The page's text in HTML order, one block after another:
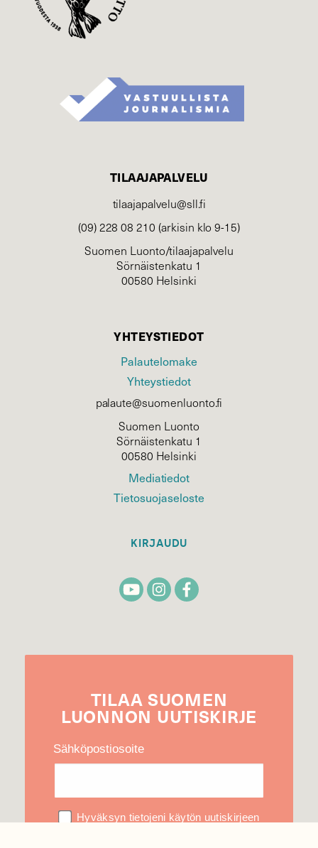
TILAAJAPALVELU
tilaajapalvelu@sll.fi
(09) 228 08 210 (arkisin klo 9-15)
Suomen Luonto/tilaajapalvelu
Sörnäistenkatu 1
00580 Helsinki
YHTEYSTIEDOT
Palautelomake
Yhteystiedot
palaute@suomenluonto.fi
Suomen Luonto
Sörnäistenkatu 1
00580 Helsinki
Mediatiedot
Tietosuojaseloste
KIRJAUDU
TILAA SUOMEN
LUONNON UUTIS­KIRJE
Sähköpostiosoite
Hyväksyn tietojeni käytön uutiskirjeen